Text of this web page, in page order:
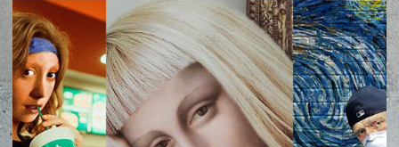
DIVAT
HIP
KULT